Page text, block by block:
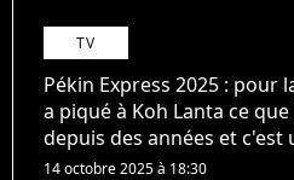
TV
Pékin Express 2025 : pour
a piqué à Koh Lanta ce
depuis des années et c'est
14 octobre 2025 à 18:30